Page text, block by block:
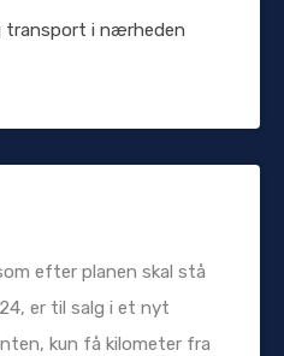
i nærheden
efter planen skal stå
er til salg i et nyt
kun få kilometer fra